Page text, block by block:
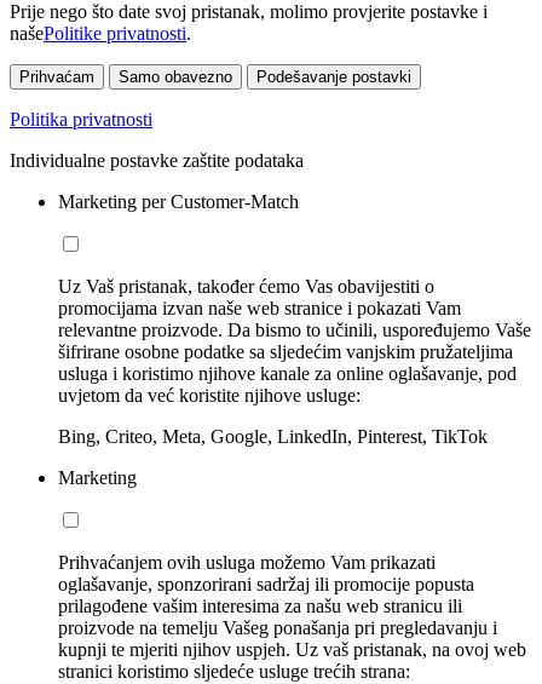
Prije nego što date svoj pristanak, molimo provjerite postavke i
našePolitike privatnosti.
Prihvaćam Samo obavezno Podešavanje postavki
Politika privatnosti
Individualne postavke zaštite podataka
Marketing per Customer-Match
Uz Vaš pristanak, također ćemo Vas obavijestiti o
promocijama izvan naše web stranice i pokazati Vam
relevantne proizvode. Da bismo to učinili, uspoređujemo Vaše
šifrirane osobne podatke sa sljedećim vanjskim pružateljima
usluga i koristimo njihove kanale za online oglašavanje, pod
uvjetom da već koristite njihove usluge:
Bing, Criteo, Meta, Google, LinkedIn, Pinterest, TikTok
Marketing
Prihvaćanjem ovih usluga možemo Vam prikazati
oglašavanje, sponzorirani sadržaj ili promocije popusta
prilagođene vašim interesima za našu web stranicu ili
proizvode na temelju Vašeg ponašanja pri pregledavanju i
kupnji te mjeriti njihov uspjeh. Uz vaš pristanak, na ovoj web
stranici koristimo sljedeće usluge trećih strana: